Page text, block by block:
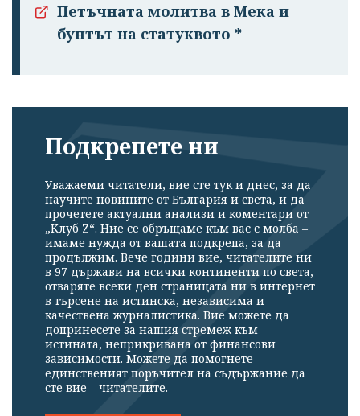
Петъчната молитва в Мека и
бунтът на статуквото *
Подкрепете ни
Уважаеми читатели, вие сте тук и днес, за да
научите новините от България и света, и да
прочетете актуални анализи и коментари от
„Клуб Z“. Ние се обръщаме към вас с молба –
имаме нужда от вашата подкрепа, за да
продължим. Вече години вие, читателите ни
в 97 държави на всички континенти по света,
отваряте всеки ден страницата ни в интернет
в търсене на истинска, независима и
качествена журналистика. Вие можете да
допринесете за нашия стремеж към
истината, неприкривана от финансови
зависимости. Можете да помогнете
единственият поръчител на съдържание да
сте вие – читателите.